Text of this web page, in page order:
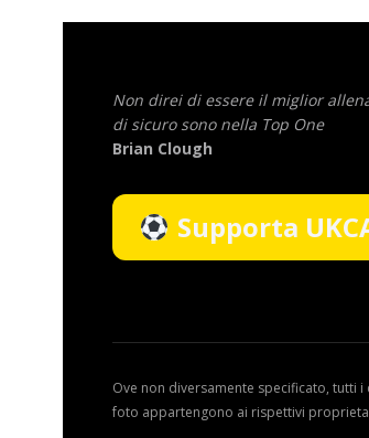
Non direi di essere il miglior
di sicuro sono nella Top One
Brian Clough
Supporta
Ove non diversamente specificato, tutti
foto appartengono ai rispettivi